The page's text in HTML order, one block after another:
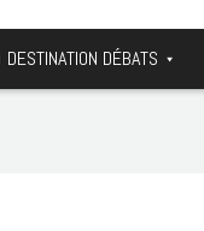
DESTINATION DÉBATS